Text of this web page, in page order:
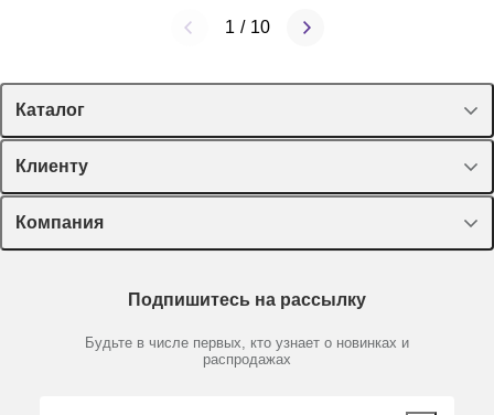
BS-010210-CK
микропробирок
1 / 10
Каталог
Спецпредложения
Оборудование, приборы
Пластик, стекло, принадлежности
Химические реактивы, препараты, наборы
Производители
Клиенту
Лекторий Диаэм
Доставка и оплата
Мобильное приложение
Компания
Партнеры
Подпишитесь на рассылку
Будьте в числе первых, кто узнает о новинках и
распродажах